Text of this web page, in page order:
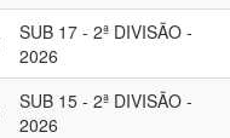
SUB 17 - 2ª DIVISÃO -
2026
SUB 15 - 2ª DIVISÃO -
2026